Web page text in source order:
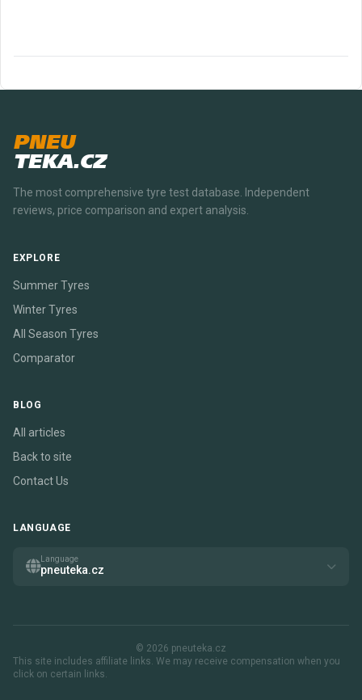
PNEU
TEKA.CZ
The most comprehensive tyre test database. Independent
reviews, price comparison and expert analysis.
EXPLORE
Summer Tyres
Winter Tyres
All Season Tyres
Comparator
BLOG
All articles
Back to site
Contact Us
LANGUAGE
Language
pneuteka.cz
© 2026 pneuteka.cz
This site includes affiliate links. We may receive compensation when you
click on certain links.